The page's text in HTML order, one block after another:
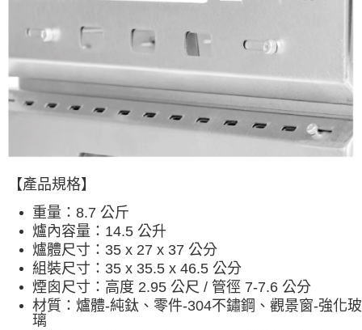
【產品規格】
重量： 8.7 公斤
爐內容量：14.5 公升
爐體尺寸： 35 x 27 x 37 公分
組裝尺寸： 35 x 35.5 x 46.5 公分
煙囪尺寸： 高度 2.95 公尺 / 管徑 7-7.6 公分
材質：爐體-純鈦、零件-304不鏽鋼、觀景窗-強化玻
璃